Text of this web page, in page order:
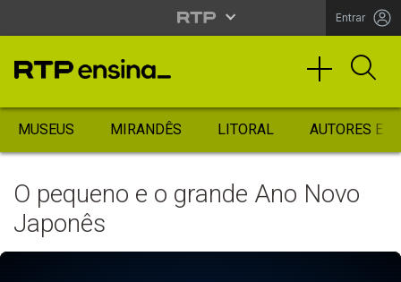
Entrar
MUSEUS MIRANDÊS LITORAL AUTORES
O pequeno e o grande Ano Novo
Japonês